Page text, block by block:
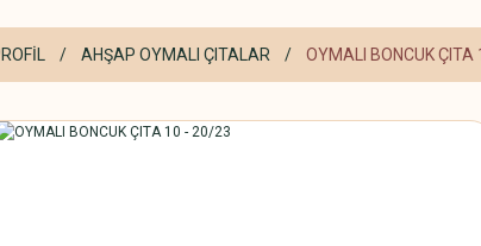
AHŞAP OYMALI ÇITALAR OYMALI BONCUK